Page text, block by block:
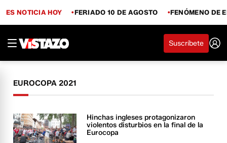
ES NOTICIA HOY FERIADO 10 DE AGOSTO FENÓMENO DE
Suscríbete
EUROCOPA 2021
Hinchas ingleses protagonizaron
violentos disturbios en la final de la
Eurocopa